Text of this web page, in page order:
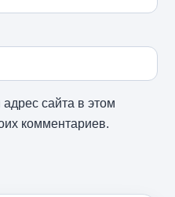
сайта в этом
комментариев.